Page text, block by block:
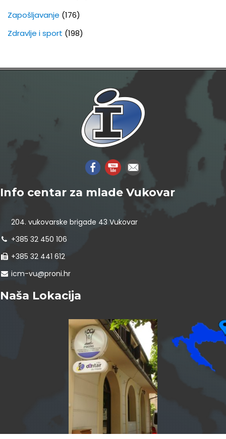
Zapošljavanje (176)
Zdravlje i sport (198)
Info centar za mlade Vukovar
204. vukovarske brigade 43 Vukovar
+385 32 450 106
+385 32 441 612
icm-vu@proni.hr
Naša Lokacija